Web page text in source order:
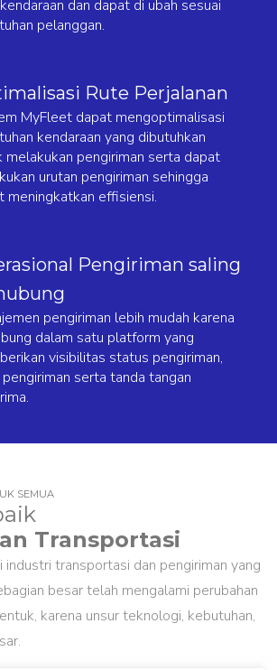
dan dapat di ubah sesuai
pelanggan.
Rute Perjalanan
MyFleet dapat mengoptimalisasi
kendaraan yang dibutuhkan
melakukan pengiriman serta dapat
urutan pengiriman sehingga
meningkatkan effisiensi.
Pengiriman saling
pengiriman lebih mudah karena
dalam satu platform yang
visibilitas status pengiriman,
serta tanda tangan
SEMUA
Transportasi
industri transportasi dan pengiriman yang
besar telah mengalami perubahan
karena unsur teknologi, kebutuhan,